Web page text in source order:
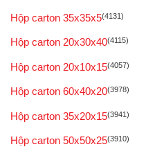
Hộp carton 35x35x5(4131)
Hộp carton 20x30x40(4115)
Hộp carton 20x10x15(4057)
Hộp carton 60x40x20(3978)
Hộp carton 35x20x15(3941)
Hộp carton 50x50x25(3910)